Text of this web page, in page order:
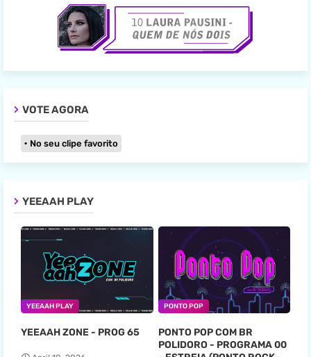
VOTE AGORA
No seu clipe favorito
YEEAAH PLAY
YEEAAH PLAY
YEEAAH ZONE - PROG 65
PONTO POP
PONTO POP COM BR
POLIDORO - PROGRAMA 00